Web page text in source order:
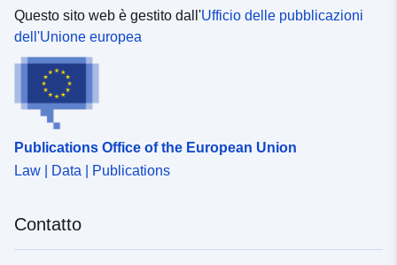
Questo sito web è gestito dall'Ufficio delle pubblicazioni
dell'Unione europea
Publications Office of the European Union
Law | Data | Publications
Contatto